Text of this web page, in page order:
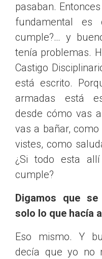
pasaban.
fundamental
cumple?… y
tenía problemas.
Castigo
está escrito.
armadas está
desde cómo vas
vas a bañar,
vistes, como
¿Si todo esta
cumple?
Digamos que
solo lo que hacía
Eso mismo. Y
decía que yo no